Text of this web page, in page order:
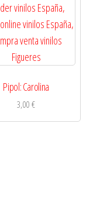
Pipol: Carolina
3,00€